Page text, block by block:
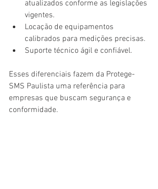
atualizados conforme as legislações
vigentes.
Locação de equipamentos
calibrados para medições precisas.
Suporte técnico ágil e confiável.
Esses diferenciais fazem da Protege-
SMS Paulista uma referência para
empresas que buscam segurança e
conformidade.